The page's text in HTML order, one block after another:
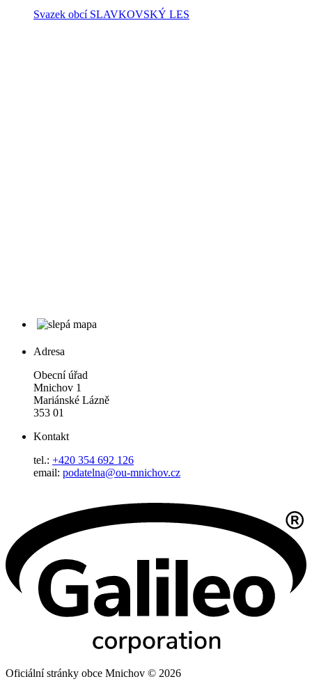
Svazek obcí SLAVKOVSKÝ LES
Adresa
Obecní úřad
Mnichov 1
Mariánské Lázně
353 01
Kontakt
tel.: +420 354 692 126
email: podatelna@ou-mnichov.cz
Oficiální stránky obce Mnichov © 2026